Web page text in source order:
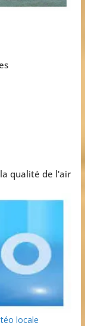
qualité de l'air
locale